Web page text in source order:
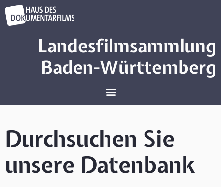
Landesfilmsammlung
Baden-Württemberg
Durchsuchen Sie
unsere Datenbank